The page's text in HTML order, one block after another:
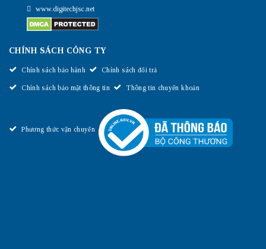
www.digitechjsc.net
CHÍNH SÁCH CÔNG TY
Chính sách bảo hành Chính sách đổi trả
Chính sách bảo mật thông tin Thông tin chuyển khoản
Phương thức vận chuyển